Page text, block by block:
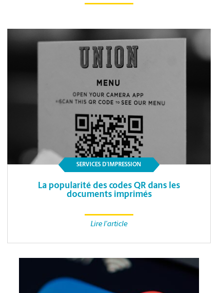
SERVICES D’IMPRESSION
La popularité des codes QR dans les
documents imprimés
Lire l'article